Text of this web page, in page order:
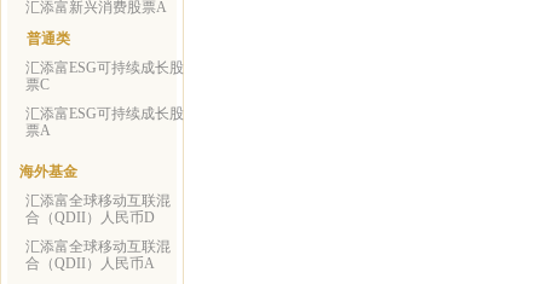
汇添富新兴消费股票A
普通类
汇添富ESG可持续成长股
票C
汇添富ESG可持续成长股
票A
海外基金
汇添富全球移动互联混
合（QDII）人民币D
汇添富全球移动互联混
合（QDII）人民币A